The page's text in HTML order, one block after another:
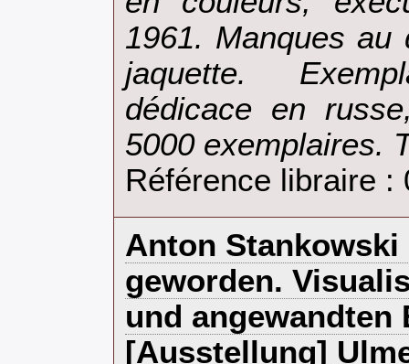
1961. Manques
jaquette.
dédicace en
5000 exemplaires.
Référence libraire :
‎Anton
geworden.
und angewandten
[Ausstellung]